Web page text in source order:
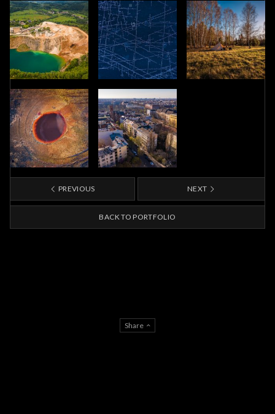
PREVIOUS NEXT
BACK TO PORTFOLIO
Share